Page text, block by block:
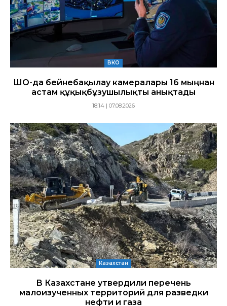
ВКО
ШҚО-да бейнебақылау камералары 16 мыңнан
астам құқықбұзушылықты анықтады
18:14 | 07.08.2026
Казахстан
В Казахстане утвердили перечень
малоизученных территорий для разведки
нефти и газа